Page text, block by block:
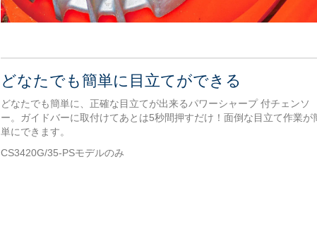
どなたでも簡単に目立てができる
どなたでも簡単に、正確な目立てが出来るパワーシャープ 付チェンソ
ー。ガイドバーに取付けてあとは5秒間押すだけ！面倒な目立て作業が
単にできます。
CS3420G/35-PSモデルのみ